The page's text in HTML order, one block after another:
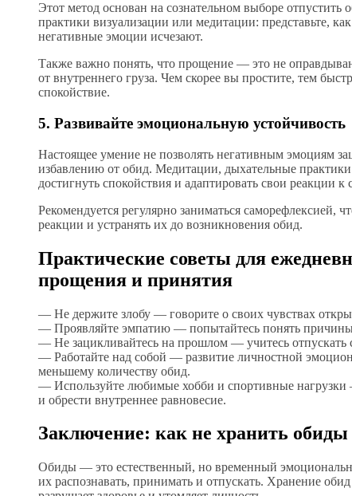
Этот метод основан на сознательном выборе отпустить
практики визуализации или медитации: представьте,
негативные эмоции исчезают.
Также важно понять, что прощение — это не
от внутреннего груза. Чем скорее вы простите, тем
спокойствие.
5. Развивайте эмоциональную устойчивость
Настоящее умение не позволять негативным эмоциям
избавлению от обид. Медитации, дыхательные
достигнуть спокойствия и адаптировать свои реакции к
Рекомендуется регулярно заниматься саморефлексией,
реакции и устранять их до возникновения обид.
Практические советы для
прощения и принятия
— Не держите злобу — говорите о своих чувствах
— Проявляйте эмпатию — попытайтесь понять причины
— Не зацикливайтесь на прошлом — учитесь отпускать
— Работайте над собой — развитие личностной
меньшему количеству обид.
— Используйте любимые хобби и спортивные
и обрести внутреннее равновесие.
Заключение: как не хранить
Обиды — это естественный, но временный
их распознавать, принимать и отпускать. Хранение